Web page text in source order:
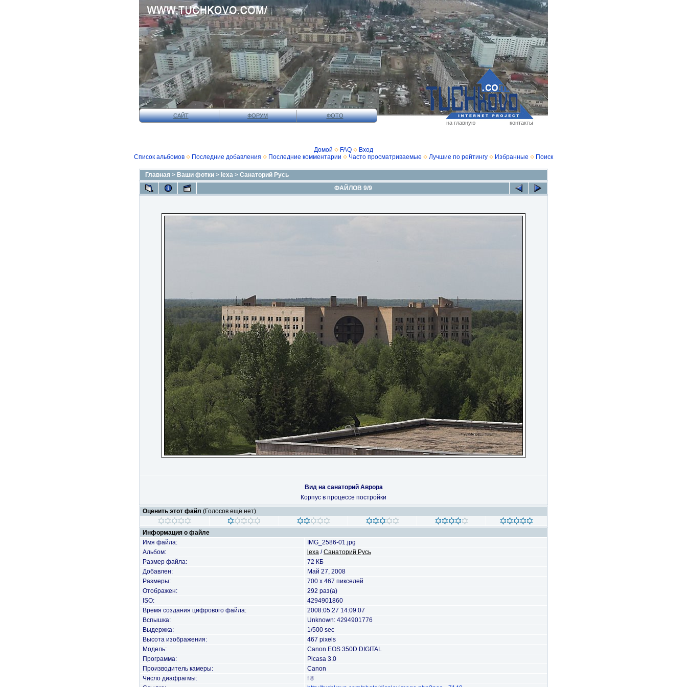
САЙТ ФОРУМ
ФОТО
на главную
контакты
Домой FAQ
Вход
Список альбомов
Последние добавления Последние комментарии Часто просматриваемые Лучшие по рейтингу Избранные Поиск
Главная > Ваши фотки > lexa > Санаторий Русь
ФАЙЛОВ 9/9
Вид на санаторий Аврора
Корпус в процессе постройки
Оценить этот файл (Голосов ещё нет)
Информация о файле
Имя файла:
IMG_2586-01.jpg
Альбом:
lexa /Санаторий Русь
Размер файла:
72 КБ
Добавлен:
Май 27, 2008
Размеры:
700 x 467 пикселей
Отображен:
292 раз(а)
ISO:
4294901860
Время создания цифрового файла:
2008:05:27 14:09:07
Вспышка:
Unknown: 4294901776
Выдержка:
1/500 sec
Высота изображения:
467 pixels
Модель:
Canon EOS 350D DIGITAL
Программа:
Picasa 3.0
Производитель камеры:
Canon
Число диафрагмы:
f 8